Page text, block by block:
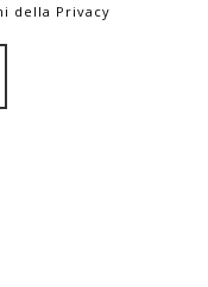
della Privacy